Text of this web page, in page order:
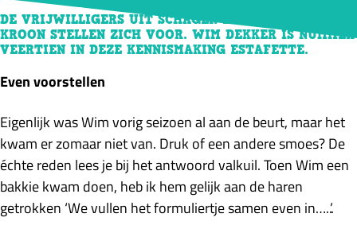
13/01/2025
DE VRIJWILLIGERS UIT SCHAGEN EN HOLLANDS
KROON STELLEN ZICH VOOR. WIM DEKKER IS NUMMER
VEERTIEN IN DEZE KENNISMAKING ESTAFETTE.
Even voorstellen
Eigenlijk was Wim vorig seizoen al aan de beurt, maar het
kwam er zomaar niet van. Druk of een andere smoes? De
échte reden lees je bij het antwoord valkuil. Toen Wim een
bakkie kwam doen, heb ik hem gelijk aan de haren
getrokken ‘We vullen het formuliertje samen even in…..’.